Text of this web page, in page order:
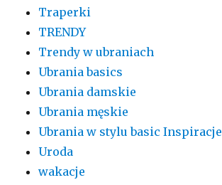
Traperki
TRENDY
Trendy w ubraniach
Ubrania basics
Ubrania damskie
Ubrania męskie
Ubrania w stylu basic Inspiracje
Uroda
wakacje